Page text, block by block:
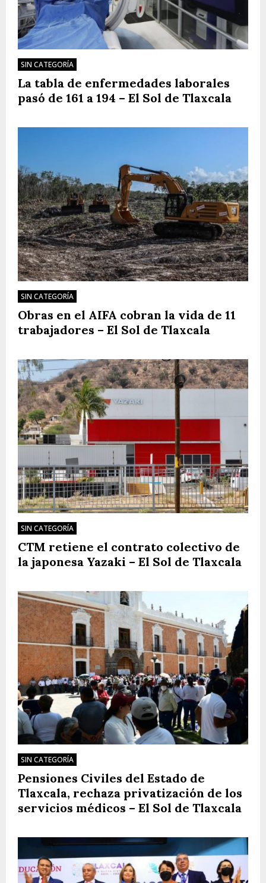
SIN CATEGORÍA
La tabla de enfermedades laborales
pasó de 161 a 194 – El Sol de Tlaxcala
SIN CATEGORÍA
Obras en el AIFA cobran la vida de 11
trabajadores – El Sol de Tlaxcala
SIN CATEGORÍA
CTM retiene el contrato colectivo de
la japonesa Yazaki – El Sol de Tlaxcala
SIN CATEGORÍA
Pensiones Civiles del Estado de
Tlaxcala, rechaza privatización de los
servicios médicos – El Sol de Tlaxcala